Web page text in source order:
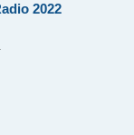
2022